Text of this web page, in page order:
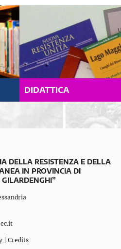
DIDATTICA
DELLA RESISTENZA E DELLA
IN PROVINCIA DI
Credits